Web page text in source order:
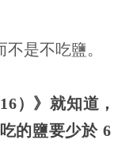
是不吃鹽。
）》就知道，
的鹽要少於6